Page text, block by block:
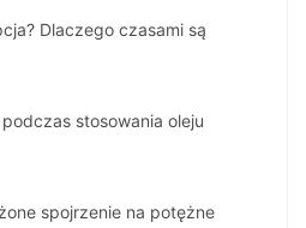
Dlaczego czasami są
stosowania oleju
spojrzenie na potężne